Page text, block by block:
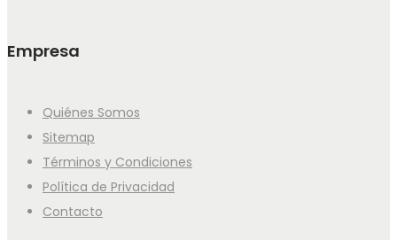
Empresa
Quiénes Somos
Sitemap
Términos y Condiciones
Política de Privacidad
Contacto